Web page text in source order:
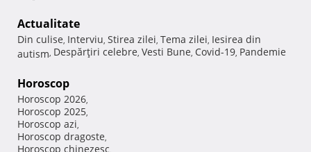
Actualitate
Din culise, Interviu, Stirea zilei, Tema zilei, Iesirea din
autism, Despărţiri celebre, Vesti Bune, Covid-19, Pandemie
Horoscop
Horoscop 2026,
Horoscop 2025,
Horoscop azi,
Horoscop dragoste,
Horoscop chinezesc,